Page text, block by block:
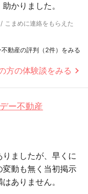
かりました。
こまめに連絡をもらえた
動産の評判（2件）をみる
方の体験談をみる
ー不動産
ましたが、早くに
動も無く当初掲示
ありません。